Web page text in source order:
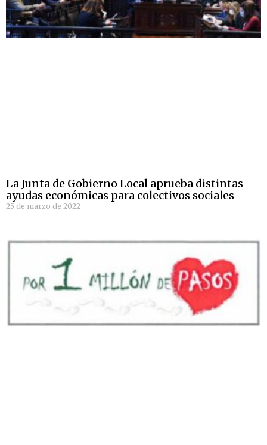
La Junta de Gobierno Local aprueba distintas
ayudas económicas para colectivos sociales
25 de marzo de 2022